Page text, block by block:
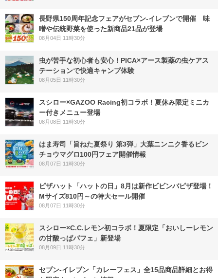
長野県150周年記念フェアがセブン-イレブンで開催 味
噌や伝統野菜を使った新商品21品が登場
08月04日 11時30分
虫が苦手な初心者も安心！PICA×アース製薬の虫ケアス
テーションで快適キャンプ体験
08月05日 11時30分
スシロー×GAZOO Racing初コラボ！夏休み限定ミニカ
ー付きメニュー登場
08月08日 11時30分
はま寿司「旨ねた夏祭り 第3弾」大葉ニンニク香るビン
チョウマグロ100円フェア開催情報
08月07日 11時30分
ピザハット「ハットの日」8月は新作ビビンバピザ登場！
Mサイズ810円～の特大セール開催
08月07日 11時30分
スシロー×C.C.レモン初コラボ！夏限定「おいしーレモン
の甘酸っぱパフェ」新登場
08月09日 11時30分
セブン‐イレブン「カレーフェス」全15品商品詳細とお得